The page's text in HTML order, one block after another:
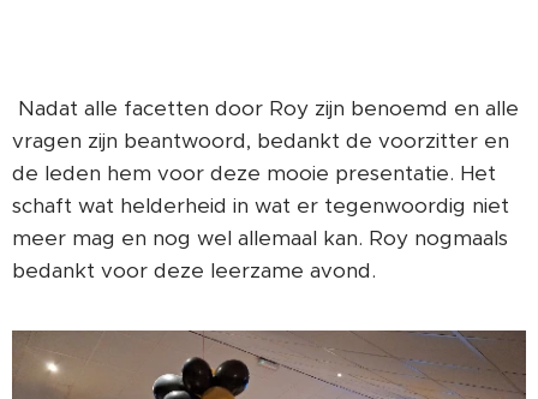
Nadat alle facetten door Roy zijn benoemd en alle
vragen zijn beantwoord, bedankt de voorzitter en
de leden hem voor deze mooie presentatie. Het
schaft wat helderheid in wat er tegenwoordig niet
meer mag en nog wel allemaal kan. Roy nogmaals
bedankt voor deze leerzame avond.